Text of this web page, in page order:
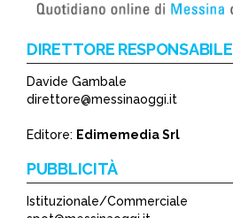
DIRETTORE RESPONSABILE
Davide Gambale
direttore@messinaoggi.it
Editore: Edimemedia Srl
PUBBLICITÀ
Istituzionale/Commerciale